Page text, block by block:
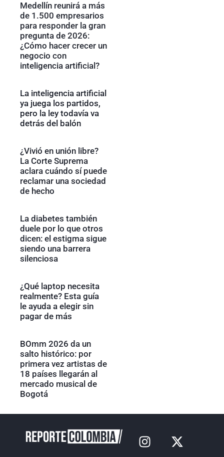
Medellín reunirá a más
de 1.500 empresarios
para responder la gran
pregunta de 2026:
¿Cómo hacer crecer un
negocio con
inteligencia artificial?
La inteligencia artificial
ya juega los partidos,
pero la ley todavía va
detrás del balón
¿Vivió en unión libre?
La Corte Suprema
aclara cuándo sí puede
reclamar una sociedad
de hecho
La diabetes también
duele por lo que otros
dicen: el estigma sigue
siendo una barrera
silenciosa
¿Qué laptop necesita
realmente? Esta guía
le ayuda a elegir sin
pagar de más
BOmm 2026 da un
salto histórico: por
primera vez artistas de
18 países llegarán al
mercado musical de
Bogotá